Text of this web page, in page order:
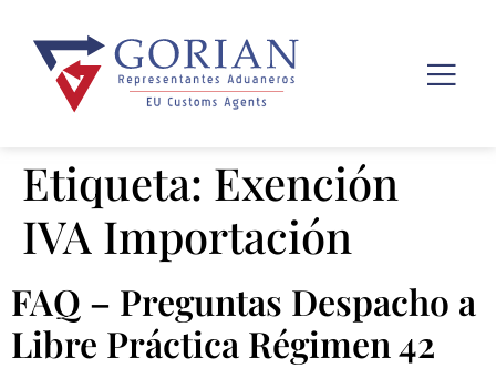
Etiqueta: Exención
IVA Importación
FAQ – Preguntas Despacho a
Libre Práctica Régimen 42